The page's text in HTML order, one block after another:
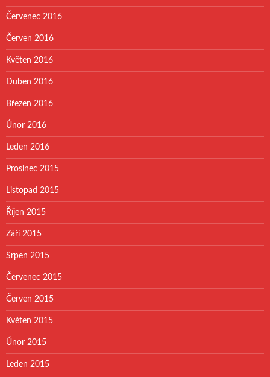
Červenec 2016
Červen 2016
Květen 2016
Duben 2016
Březen 2016
Únor 2016
Leden 2016
Prosinec 2015
Listopad 2015
Říjen 2015
Září 2015
Srpen 2015
Červenec 2015
Červen 2015
Květen 2015
Únor 2015
Leden 2015